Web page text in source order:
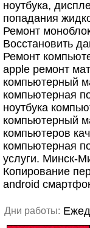
ноутбука,
попадания
Ремонт
Восстановить
Ремонт
apple ремонт
компьютерный
компьютерная
ноутбука
компьютерный
компьютеров
компьютерная
услуги. Минск-
Копирование
android
Дни работы: